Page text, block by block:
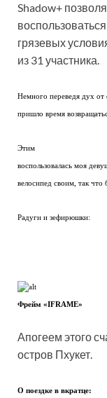
Shadow+
грязевых
из 31 участника.
Немного переведя дух от
пришло время
Этим
воспользовалась моя
велосипед своим, так что
Радуги и зефирюшки:
Фрейм «IFRAME»
Апогеем этого
остров Пхукет.
О поездке в вкратце: